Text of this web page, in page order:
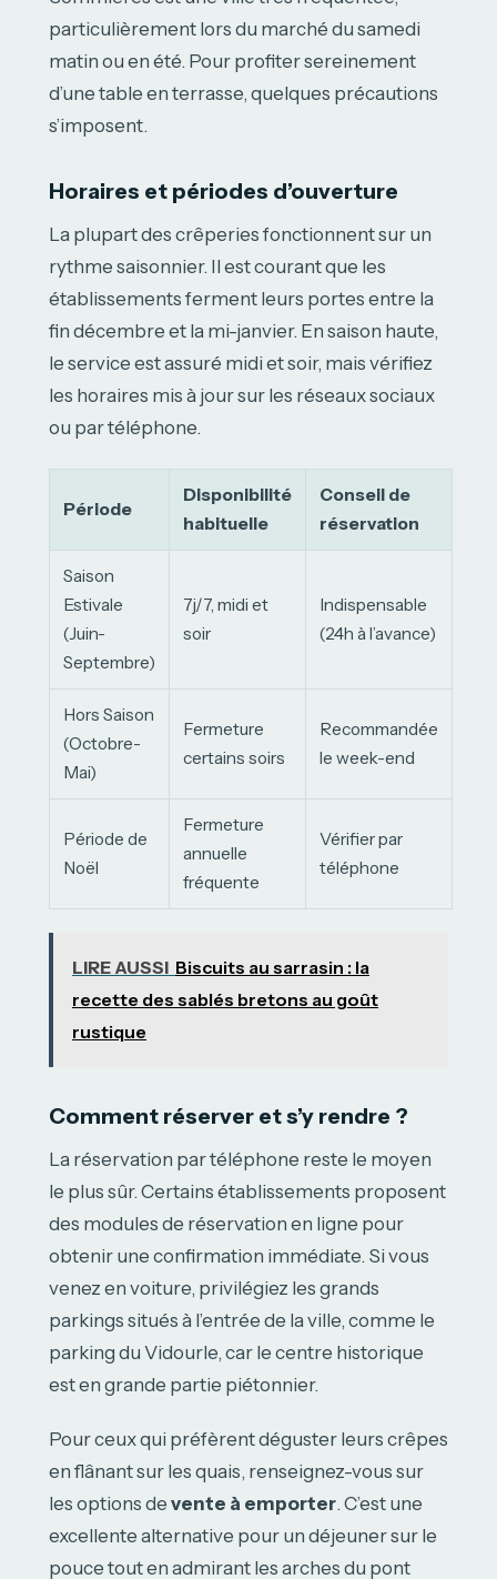
particulièrement lors du marché du samedi
matin ou en été. Pour profiter sereinement
d’une table en terrasse, quelques précautions
s’imposent.
Horaires et périodes d’ouverture
La plupart des crêperies fonctionnent sur un
rythme saisonnier. Il est courant que les
établissements ferment leurs portes entre la
fin décembre et la mi-janvier. En saison haute,
le service est assuré midi et soir, mais vérifiez
les horaires mis à jour sur les réseaux sociaux
ou par téléphone.
Période
Disponibilité
habituelle
Conseil de
réservation
Saison
Estivale
(Juin-
Septembre)
7j/7, midi et
soir
Indispensable
(24h à l’avance)
Hors Saison
(Octobre-
Mai)
Fermeture
certains soirs
Recommandée
le week-end
Période de
Noël
Fermeture
annuelle
fréquente
Vérifier par
téléphone
LIRE AUSSI Biscuits au sarrasin : la
recette des sablés bretons au goût
rustique
Comment réserver et s’y rendre ?
La réservation par téléphone reste le moyen
le plus sûr. Certains établissements proposent
des modules de réservation en ligne pour
obtenir une confirmation immédiate. Si vous
venez en voiture, privilégiez les grands
parkings situés à l’entrée de la ville, comme le
parking du Vidourle, car le centre historique
est en grande partie piétonnier.
Pour ceux qui préfèrent déguster leurs crêpes
en flânant sur les quais, renseignez-vous sur
les options de vente à emporter. C’est une
excellente alternative pour un déjeuner sur le
pouce tout en admirant les arches du pont